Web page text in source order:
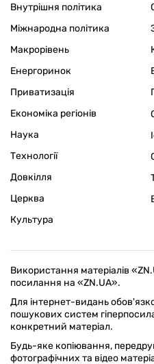
Внутрішня політика
Міжнародна політика
Макрорівень
Енергоринок
Приватизація
Економіка регіонів
Наука
Технології
Довкілля
Церква
Культура
Використання матеріалів
посилання на «ZN.UA».
Для інтернет-видань
пошукових систем
конкретний матеріал.
Будь-яке копіювання,
фотографічних та відео